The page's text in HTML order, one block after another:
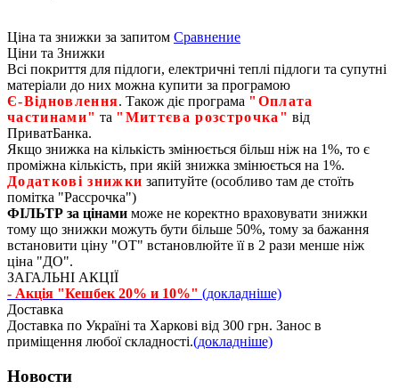
Ціна та знижки за запитом Сравнение
Ціни та Знижки
Всі покриття для підлоги, електричні теплі підлоги та супутні
матеріали до них можна купити за програмою
Є‑Відновлення. Також діє програма "Оплата
частинами" та "Миттєва розстрочка" від
ПриватБанка.
Якщо знижка на кількість змінюється більш ніж на 1%, то є
проміжна кількість, при якій знижка змінюється на 1%.
Додаткові знижки запитуйте (особливо там де стоїть
помітка "Рассрочка")
ФІЛЬТР за цінами може не коректно враховувати знижки
тому що знижки можуть бути більше 50%, тому за бажання
встановити ціну "ОТ" встановлюйте її в 2 рази менше ніж
ціна "ДО".
ЗАГАЛЬНІ АКЦІЇ
- Акція "Кешбек 20% и 10%" (докладніше)
Доставка
Доставка по Україні та Харкові від 300 грн. Занос в
приміщення любої складності.(докладніше)
Новости